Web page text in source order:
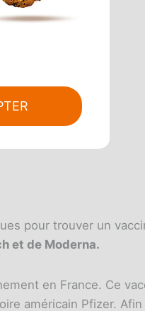
pour trouver un
et de Moderna.
en France. Ce
américain Pfizer. Afin